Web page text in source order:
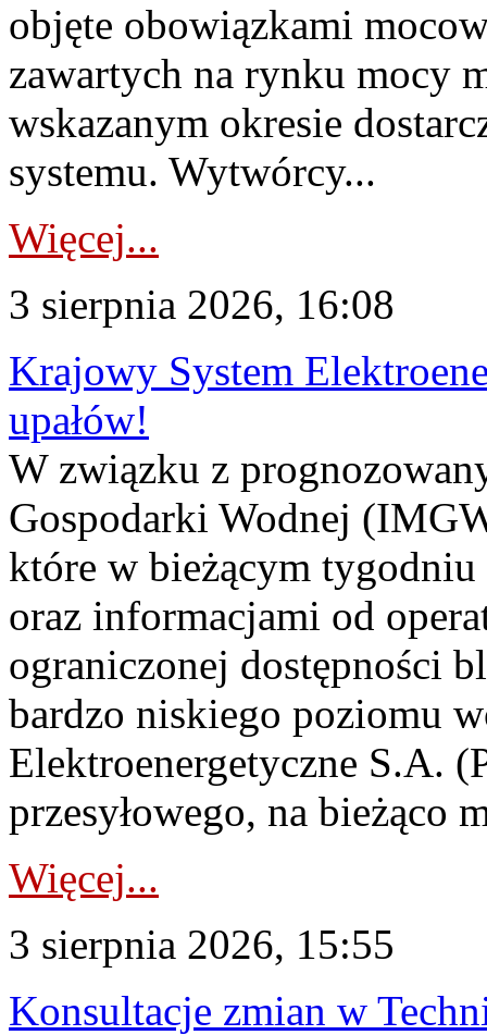
objęte obowiązkami
zawartych na rynku mocy
wskazanym okresie
systemu. Wytwórcy...
Więcej...
3 sierpnia 2026, 16:08
Krajowy System
upałów!
W związku z
Gospodarki Wodnej
które w bieżącym tygodniu
oraz informacjami od
ograniczonej dostępności
bardzo niskiego poziomu
Elektroenergetyczne S.A.
przesyłowego, na bieżąco
Więcej...
3 sierpnia 2026, 15:55
Konsultacje zmian w